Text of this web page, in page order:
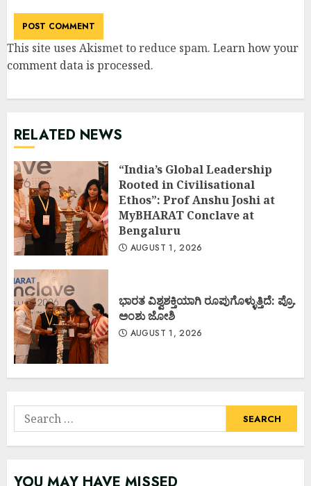
This site uses Akismet to reduce spam. Learn how your
comment data is processed.
RELATED NEWS
“India’s Global Leadership
Rooted in Civilisational
Ethos”: Prof Anshu Joshi at
MyBHARAT Conclave at
Bengaluru
AUGUST 1, 2026
ಭಾರತ ವಿಶ್ವಶಕ್ತಿಯಾಗಿ ರೂಪುಗೊಳ್ಳುತ್ತಿದೆ: ಪ್ರೊ.
ಅಂಶು ಜೋಶಿ
AUGUST 1, 2026
Search
for: